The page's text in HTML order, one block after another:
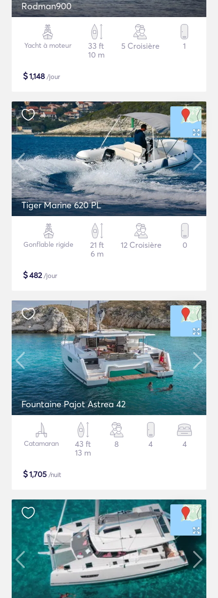
Rodman900
Yacht à moteur
33 ft
10 m
5 Croisière 1
$1,148 /jour
Tiger Marine 620 PL
Gonflable rigide
21 ft
6 m
12 Croisière 0
$482/jour
Fountaine Pajot Astrea 42
Catamaran
43 ft
13 m
8 4 4
$1,705 /nuit